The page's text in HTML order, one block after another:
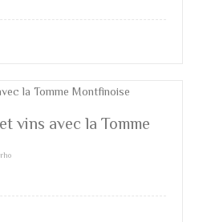
vins avec la Tomme